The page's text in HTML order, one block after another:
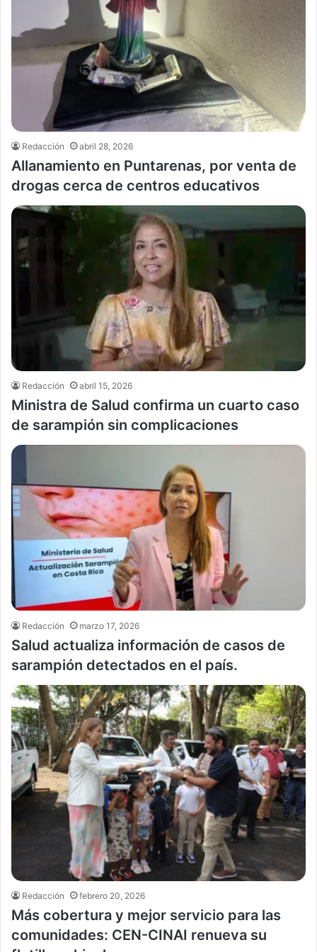
Redacción abril 28, 2026
Allanamiento en Puntarenas, por venta de
drogas cerca de centros educativos
Redacción abril 15, 2026
Ministra de Salud confirma un cuarto caso
de sarampión sin complicaciones
Redacción marzo 17, 2026
Salud actualiza información de casos de
sarampión detectados en el país.
Redacción febrero 20, 2026
Más cobertura y mejor servicio para las
comunidades: CEN-CINAI renueva su